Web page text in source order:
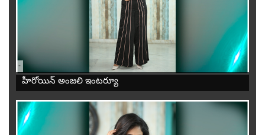
-
హీరోయిన్ అంజలి ఇంటర్యూ